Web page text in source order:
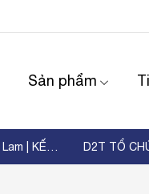
Sản phẩm
WORKSHOP D2T – TP-Link – Thiên Lam | KẾT NỐI ...